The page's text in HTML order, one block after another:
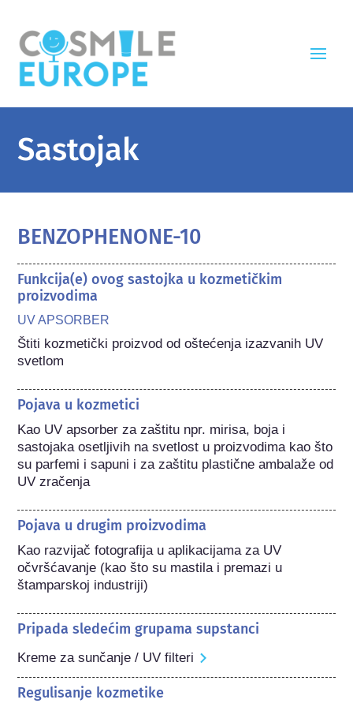
Sastojak
BENZOPHENONE-10
Funkcija(e) ovog sastojka u kozmetičkim
proizvodima
UV APSORBER
Štiti kozmetički proizvod od oštećenja izazvanih UV
svetlom
Pojava u kozmetici
Kao UV apsorber za zaštitu npr. mirisa, boja i
sastojaka osetljivih na svetlost u proizvodima kao što
su parfemi i sapuni i za zaštitu plastične ambalaže od
UV zračenja
Pojava u drugim proizvodima
Kao razvijač fotografija u aplikacijama za UV
očvršćavanje (kao što su mastila i premazi u
štamparskoj industriji)
Pripada sledećim grupama supstanci
Kreme za sunčanje / UV filteri
Regulisanje kozmetike